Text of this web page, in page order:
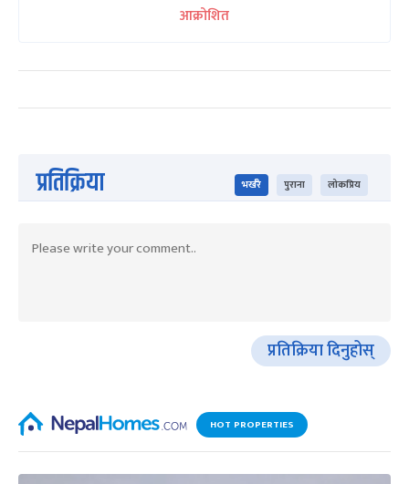
आक्रोशित
प्रतिक्रिया भर्खरै पुराना लोकप्रिय
प्रतिक्रिया दिनुहोस्
HOT PROPERTIES